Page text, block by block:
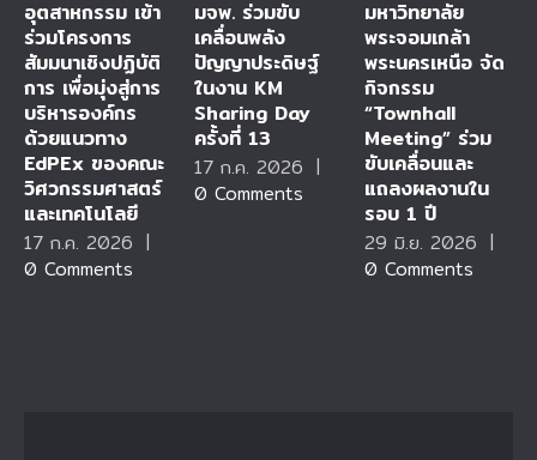
อุตสาหกรรม เข้า
ร่วมโครงการ
สัมมนาเชิงปฏิบัติ
การ เพื่อมุ่งสู่การ
บริหารองค์กร
ด้วยแนวทาง
EdPEx ของคณะ
วิศวกรรมศาสตร์
และเทคโนโลยี
17 ก.ค. 2026 |
0 Comments
มจพ. ร่วมขับ
เคลื่อนพลัง
ปัญญาประดิษฐ์
ในงาน KM
Sharing Day
ครั้งที่ 13
17 ก.ค. 2026 |
0 Comments
มหาวิทยาลัย
พระจอมเกล้า
พระนครเหนือ จัด
กิจกรรม
“Townhall
Meeting” ร่วม
ขับเคลื่อนและ
แถลงผลงานใน
รอบ 1 ปี
29 มิ.ย. 2026 |
0 Comments